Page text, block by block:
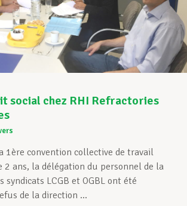
social chez RHI Refractories
1ère convention collective de travail
2 ans, la délégation du personnel de la
syndicats LCGB et OGBL ont été
de la direction ...